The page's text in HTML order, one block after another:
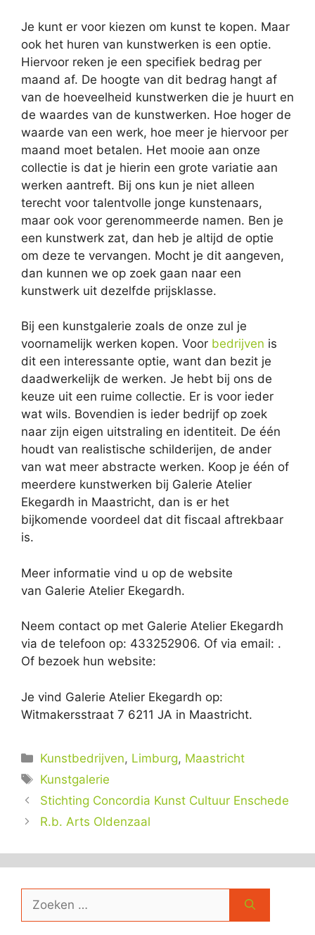
Je kunt er voor kiezen om kunst te kopen. Maar
ook het huren van kunstwerken is een optie.
Hiervoor reken je een specifiek bedrag per
maand af. De hoogte van dit bedrag hangt af
van de hoeveelheid kunstwerken die je huurt en
de waardes van de kunstwerken. Hoe hoger de
waarde van een werk, hoe meer je hiervoor per
maand moet betalen. Het mooie aan onze
collectie is dat je hierin een grote variatie aan
werken aantreft. Bij ons kun je niet alleen
terecht voor talentvolle jonge kunstenaars,
maar ook voor gerenommeerde namen. Ben je
een kunstwerk zat, dan heb je altijd de optie
om deze te vervangen. Mocht je dit aangeven,
dan kunnen we op zoek gaan naar een
kunstwerk uit dezelfde prijsklasse.
Bij een kunstgalerie zoals de onze zul je
voornamelijk werken kopen. Voor bedrijven is
dit een interessante optie, want dan bezit je
daadwerkelijk de werken. Je hebt bij ons de
keuze uit een ruime collectie. Er is voor ieder
wat wils. Bovendien is ieder bedrijf op zoek
naar zijn eigen uitstraling en identiteit. De één
houdt van realistische schilderijen, de ander
van wat meer abstracte werken. Koop je één of
meerdere kunstwerken bij Galerie Atelier
Ekegardh in Maastricht, dan is er het
bijkomende voordeel dat dit fiscaal aftrekbaar
is.
Meer informatie vind u op de website
van Galerie Atelier Ekegardh.
Neem contact op met Galerie Atelier Ekegardh
via de telefoon op: 433252906. Of via email: .
Of bezoek hun website:
Je vind Galerie Atelier Ekegardh op:
Witmakersstraat 7 6211 JA in Maastricht.
Categorieën
Kunstbedrijven, Limburg, Maastricht
Tags
Kunstgalerie
Stichting Concordia Kunst Cultuur Enschede
R.b. Arts Oldenzaal
naar: